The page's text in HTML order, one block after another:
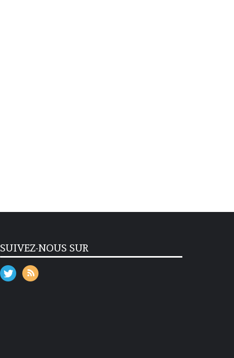
SUIVEZ-NOUS SUR